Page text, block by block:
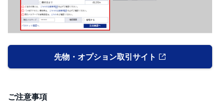
先物・オプション取引サイト
ご注意事項